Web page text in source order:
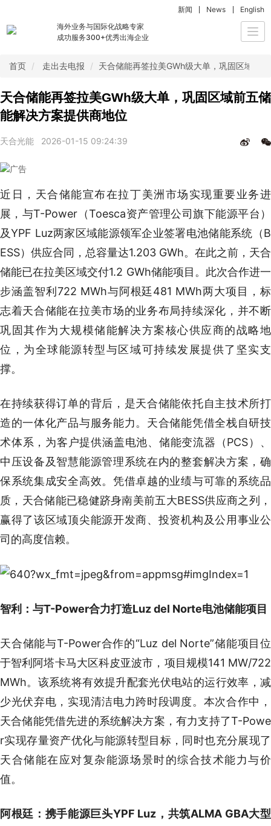
海外业务与国际化战略专家
成功服务300+优秀出海企业
新闻 News English
首页 走出去电报 天合储能再签拉美GWh级大单，巩固区域前
天合储能再签拉美GWh级大单，巩固区域前五储
能解决方案提供商地位
天合光能 2026-01-15 09:24:39
近日，天合储能宣布在拉丁美洲市场实现重要业务进
展，与T-Power（Toesca资产管理公司旗下能源平台）
及YPF Luz两家区域能源领军企业签署电池储能系统（B
ESS）供应合同，总容量达1.203 GWh。在此之前，天合
储能已在拉美区域交付1.2 GWh储能项目。此次合作进一
步涵盖智利722 MWh与阿根廷481 MWh两大项目，标
志着天合储能在拉美市场的业务布局持续深化，并不断
巩固其作为大规模储能解决方案核心供应商的战略地
位，为全球能源转型与区域可持续发展提供了坚实支
撑。
在持续获得订单的背后，是天合储能依托自主技术所打
造的一体化产品与服务能力。天合储能凭借全栈自研技
术体系，为客户提供涵盖电池、储能变流器（PCS）、
中压设备及智慧能源管理系统在内的整套解决方案，确
保系统集成安全高效。凭借卓越的业绩与可靠的系统品
质，天合储能已稳健跻身南美前五大BESS供应商之列，
赢得了该区域顶尖能源开发商、投资机构及公用事业公
司的高度信赖。
智利：与T-Power合力打造Luz del Norte电池储能项目
天合储能与T-Power合作的“Luz del Norte”储能项目位
于智利阿塔卡马大区科皮亚波市，项目规模141 MW/722
MWh。该系统将有效提升配套光伏电站的运行效率，减
少光伏弃电，实现清洁电力跨时段调度。本次合作中，
天合储能凭借先进的系统解决方案，有力支持了T-Powe
r实现存量资产优化与能源转型目标，同时也充分展现了
天合储能在应对复杂能源场景时的综合技术能力与价
值。
阿根廷：携手能源巨头YPF Luz，共筑ALMA GBA大型